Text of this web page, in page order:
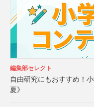
編集部セレクト
自由研究にもおすすめ！
夏》